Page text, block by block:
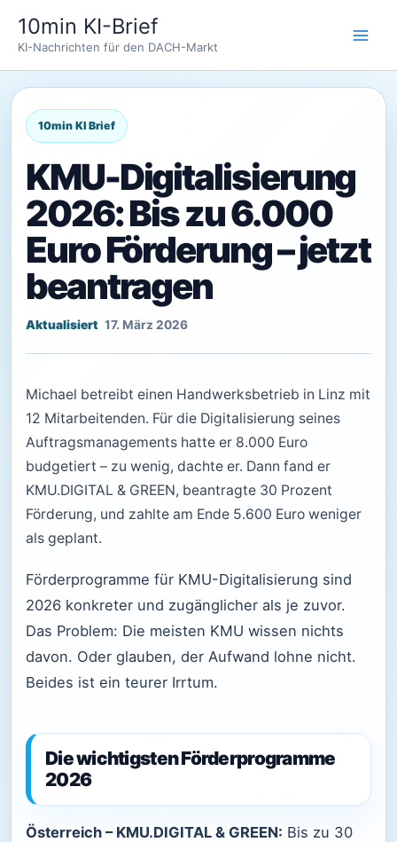
Inhalt
springen
10min KI-Brief
KI-Nachrichten für den DACH-Markt
KMU-Digitalisierung
2026: Bis zu 6.000
Euro Förderung – jetzt
beantragen
17. März 2026
Michael betreibt einen Handwerksbetrieb in Linz mit
12 Mitarbeitenden. Für die Digitalisierung seines
Auftragsmanagements hatte er 8.000 Euro
budgetiert – zu wenig, dachte er. Dann fand er
KMU.DIGITAL & GREEN, beantragte 30 Prozent
Förderung, und zahlte am Ende 5.600 Euro weniger
als geplant.
Förderprogramme für KMU-Digitalisierung sind
2026 konkreter und zugänglicher als je zuvor.
Das Problem: Die meisten KMU wissen nichts
davon. Oder glauben, der Aufwand lohne nicht.
Beides ist ein teurer Irrtum.
Die wichtigsten Förderprogramme
2026
Österreich – KMU.DIGITAL & GREEN: Bis zu 30